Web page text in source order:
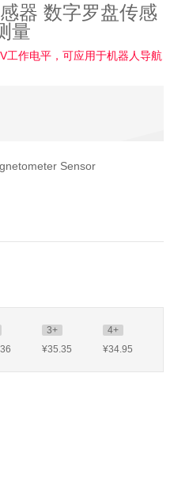
器 数字罗盘传感
量
工作电平，可应用于机器人导航
Sensor
3+
4+
¥35.35 ¥34.95